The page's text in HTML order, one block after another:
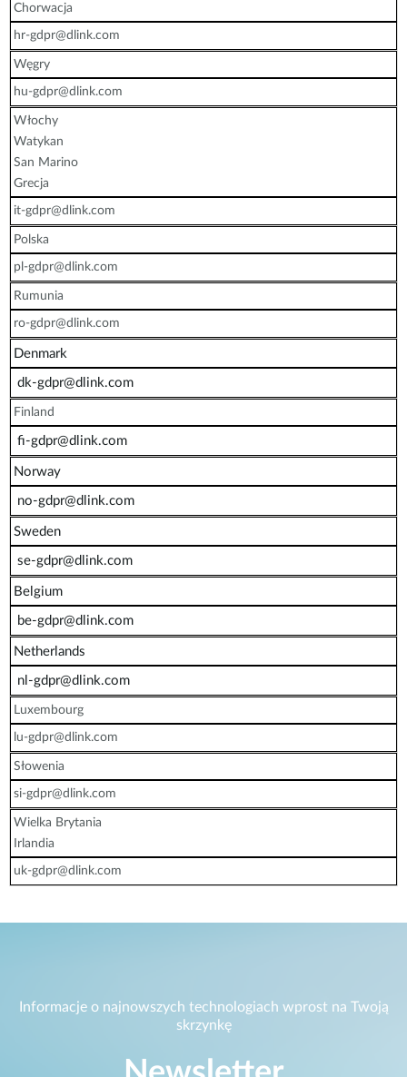
Chorwacja
hr-gdpr@dlink.com
Węgry
hu-gdpr@dlink.com
Włochy
Watykan
San Marino
Grecja
it-gdpr@dlink.com
Polska
pl-gdpr@dlink.com
Rumunia
ro-gdpr@dlink.com
Denmark
dk-gdpr@dlink.com
Finland
fi-gdpr@dlink.com
Norway
no-gdpr@dlink.com
Sweden
se-gdpr@dlink.com
Belgium
be-gdpr@dlink.com
Netherlands
nl-gdpr@dlink.com
Luxembourg
lu-gdpr@dlink.com
Słowenia
si-gdpr@dlink.com
Wielka Brytania
Irlandia
uk-gdpr@dlink.com
Informacje o najnowszych technologiach wprost na Twoją
skrzynkę